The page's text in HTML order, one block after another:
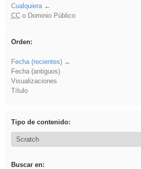
Cualquiera
CCo Dominio Público
Orden:
Fecha (recientes)
Fecha (antiguos)
Visualizaciones
Título
Tipo de contenido:
Buscar en: